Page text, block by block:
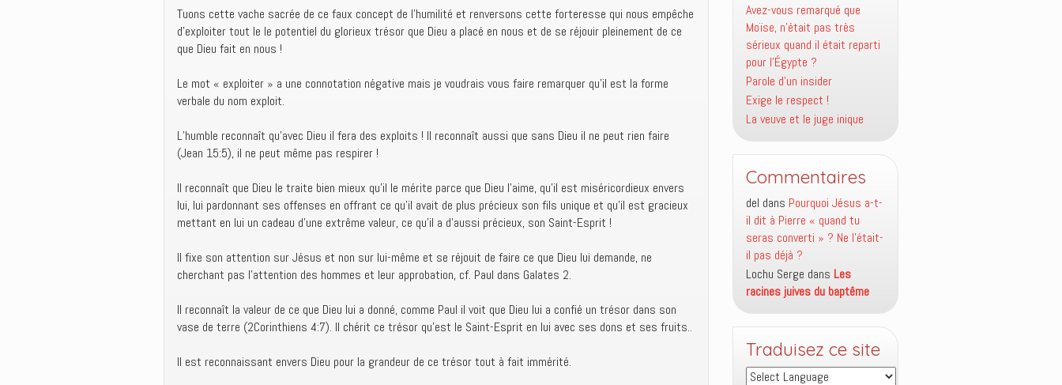
Tuons cette vache sacrée de ce faux concept de l’humilité et renversons cette forteresse qui nous empêche
d’exploiter tout le le potentiel du glorieux trésor que Dieu a placé en nous et de se réjouir pleinement de ce
que Dieu fait en nous !
Le mot « exploiter » a une connotation négative mais je voudrais vous faire remarquer qu’il est la forme
verbale du nom exploit.
L’humble reconnaît qu’avec Dieu il fera des exploits ! Il reconnaît aussi que sans Dieu il ne peut rien faire
(Jean 15:5), il ne peut même pas respirer !
Il reconnaît que Dieu le traite bien mieux qu’il le mérite parce que Dieu l’aime, qu’il est miséricordieux envers
lui, lui pardonnant ses offenses en offrant ce qu’il avait de plus précieux son fils unique et qu’il est gracieux
mettant en lui un cadeau d’une extrême valeur, ce qu’il a d’aussi précieux, son Saint-Esprit !
Il fixe son attention sur Jésus et non sur lui-même et se réjouit de faire ce que Dieu lui demande, ne
cherchant pas l’attention des hommes et leur approbation, cf. Paul dans Galates 2.
Il reconnaît la valeur de ce que Dieu lui a donné, comme Paul il voit que Dieu lui a confié un trésor dans son
vase de terre (2Corinthiens 4:7). Il chérit ce trésor qu’est le Saint-Esprit en lui avec ses dons et ses fruits..
Il est reconnaissant envers Dieu pour la grandeur de ce trésor tout à fait immérité.
Avez-vous remarqué que
Moïse, n’était pas très
sérieux quand il était reparti
pour l’Égypte ?
Parole d’un insider
Exige le respect !
La veuve et le juge inique
Commentaires
del dans Pourquoi Jésus a-t-
il dit à Pierre « quand tu
seras converti » ? Ne l’était-
il pas déjà ?
Lochu Serge dans Les
racines juives du baptême
Traduisez ce site